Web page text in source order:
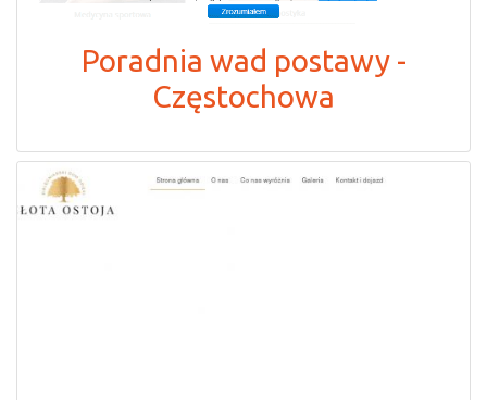
Poradnia wad postawy -
Częstochowa